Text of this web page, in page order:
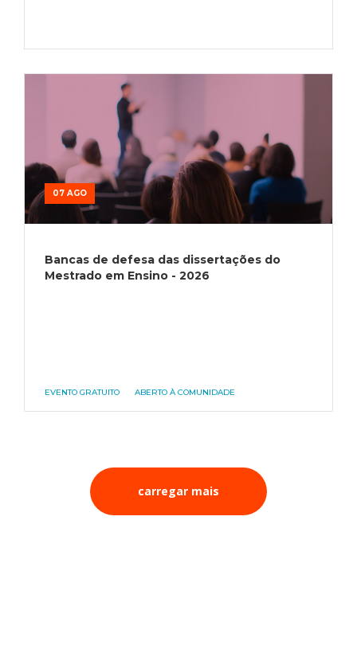
07 AGO
Bancas de defesa das dissertações do
Mestrado em Ensino - 2026
EVENTO GRATUITO ABERTO À COMUNIDADE
carregar mais